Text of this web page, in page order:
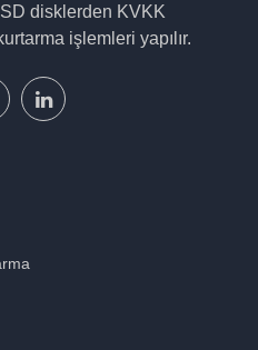
disklerden KVKK
işlemleri yapılır.
youtube
sayfamız